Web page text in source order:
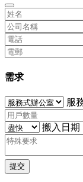
需求
服
搬入日期
提交